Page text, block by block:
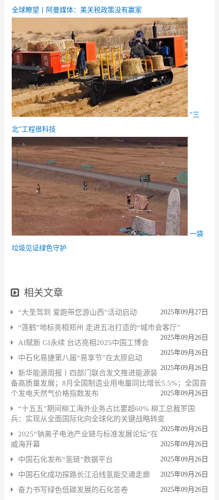
全球瞭望丨阿曼媒体：美关税政策没有赢家
“三
北”工程很科技
一袋
垃圾见证绿色守护
相关文章
“大圣驾到 爱跑带您游山西”活动启动 2025年09月27日
“莲鹤”地标亮相郑州 走进五冶打造的“城市会客厅”
2025年09月26日
AI赋新 GI永续 台达亮相2025中国工博会
2025年09月26日
中石化易捷第八届“易享节”在太原启动
2025年09月26日
新华能源周报丨四部门联合发文推进能源装
备高质量发展；8月全国制造业用电量同比增长5.5%；全国首
个发电天然气价格指数发布
2025年09月26日
“十五五”期间柳工海外业务占比要超60% 柳工总裁罗国
兵：实现从全面国际化向全球化的关键战略转变
2025年09月26日
2025“钠离子电池产业链与标准发展论坛”在
威海开幕
2025年09月26日
中国石化发布“氢链”数据平台 2025年09月26日
中国石化成功探路长江沿线氢能交通走廊 2025年09月26日
奋力书写绿色低碳发展的石化答卷 2025年09月26日